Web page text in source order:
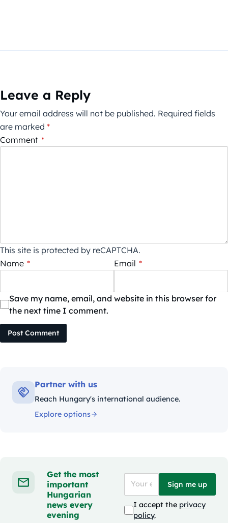
Leave a Reply
Your email address will not be published. Required fields
are marked *
Comment *
This site is protected by reCAPTCHA.
Name * Email *
Save my name, email, and website in this browser for
the next time I comment.
Post Comment
Partner with us
Reach Hungary's international audience.
Explore options
Get the most
important
Hungarian
news every
evening
Sign me up
I accept the privacy
policy.